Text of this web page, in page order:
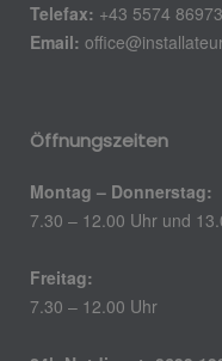
Telefax: +43 5574 86973
Email:
Öffnungszeiten
Montag – Donnerstag:
7.30 – 12.00 Uhr und
Freitag:
7.30 – 12.00 Uhr